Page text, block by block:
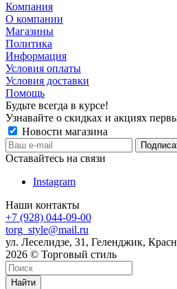
Компания
О компании
Магазины
Политика
Информация
Условия оплаты
Условия доставки
Помощь
Будьте всегда в курсе!
Узнавайте о скидках и акциях
Новости магазина
Оставайтесь на связи
Instagram
Наши контакты
+7 (928) 044-09-00
torg_style@mail.ru
ул. Леселидзе, 31, Геленджик,
2026 © Торговый стиль
Найти